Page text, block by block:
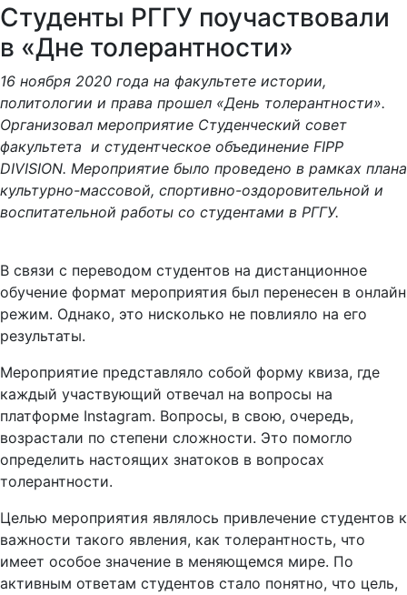
Студенты РГГУ поучаствовали
в «Дне толерантности»
16 ноября 2020 года на факультете истории,
политологии и права прошел «День толерантности».
Организовал мероприятие Студенческий совет
факультета и студентческое объединение FIPP
DIVISION. Мероприятие было проведено в рамках плана
культурно-массовой, спортивно-оздоровительной и
воспитательной работы со студентами в РГГУ.
В связи с переводом студентов на дистанционное
обучение формат мероприятия был перенесен в онлайн
режим. Однако, это нисколько не повлияло на его
результаты.
Мероприятие представляло собой форму квиза, где
каждый участвующий отвечал на вопросы на
платформе Instagram. Вопросы, в свою, очередь,
возрастали по степени сложности. Это помогло
определить настоящих знатоков в вопросах
толерантности.
Целью мероприятия являлось привлечение студентов к
важности такого явления, как толерантность, что
имеет особое значение в меняющемся мире. По
активным ответам студентов стало понятно, что цель,